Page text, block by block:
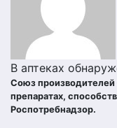
В аптеках
Союз производителей
препаратах,
Роспотребнадзор.